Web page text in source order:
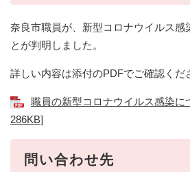
奈良市職員が、新型コロナウイルス感
とが判明しました。
詳しい内容は添付のPDFでご確認くだ
職員の新型コロナウイルス感染に
286KB]
問い合わせ先